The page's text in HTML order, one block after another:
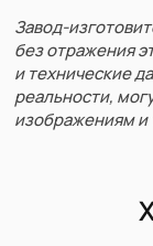
Завод-
без отражения
и технические
реальности,
изображениям и